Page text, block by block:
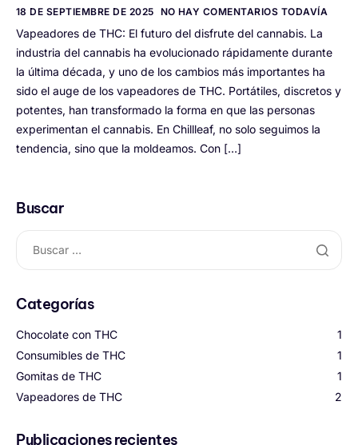
18 DE SEPTIEMBRE DE 2025 NO HAY COMENTARIOS TODAVÍA
Vapeadores de THC: El futuro del disfrute del cannabis. La
industria del cannabis ha evolucionado rápidamente durante
la última década, y uno de los cambios más importantes ha
sido el auge de los vapeadores de THC. Portátiles, discretos y
potentes, han transformado la forma en que las personas
experimentan el cannabis. En Chillleaf, no solo seguimos la
tendencia, sino que la moldeamos. Con […]
Buscar
Categorías
Chocolate con THC
1
Consumibles de THC
1
Gomitas de THC
1
Vapeadores de THC
2
Publicaciones recientes